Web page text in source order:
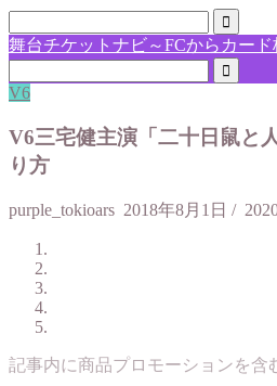
舞台チケットナビ～FCからカード
V6
V6三宅健主演「二十日鼠と
り方
purple_tokioars 2018年8月1日 /
記事内に商品プロモーションを含